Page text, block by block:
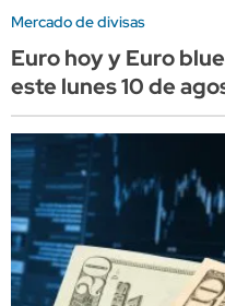
Mercado de divisas
Euro hoy y Euro
este lunes 10 de